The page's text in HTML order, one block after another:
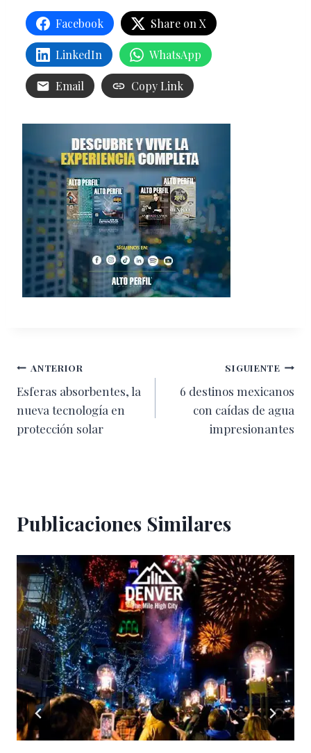
Facebook Share on X
LinkedIn WhatsApp
Email Copy Link
Navegación
de
entradas
ANTERIOR
Esferas absorbentes, la
nueva tecnología en
protección solar
SIGUIENTE
6 destinos mexicanos
con caídas de agua
impresionantes
Publicaciones Similares